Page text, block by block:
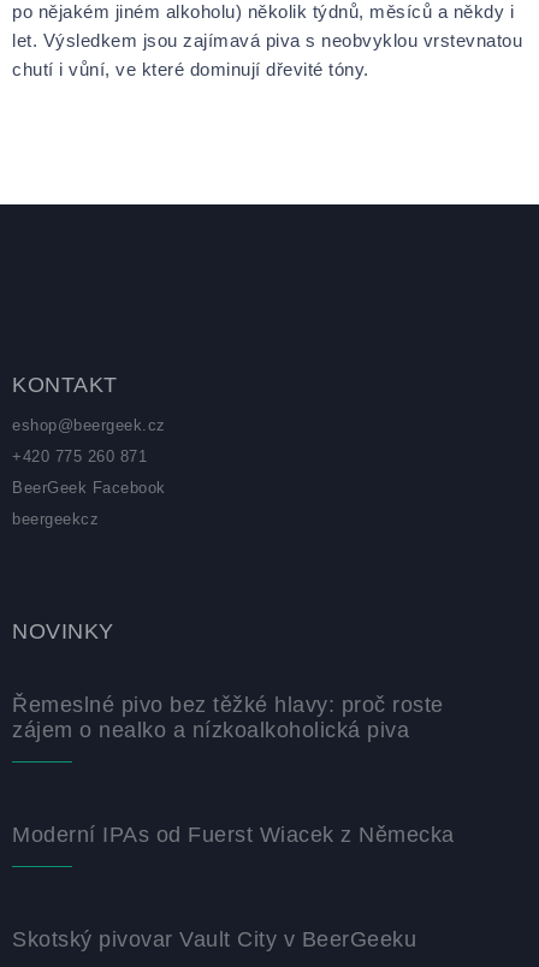
po nějakém jiném alkoholu) několik týdnů, měsíců a někdy i
let. Výsledkem jsou zajímavá piva s neobvyklou vrstevnatou
chutí i vůní, ve které dominují dřevité tóny.
KONTAKT
eshop@ beergeek.cz
+420 775 260 871
BeerGeek Facebook
beergeekcz
NOVINKY
Řemeslné pivo bez těžké hlavy: proč roste
zájem o nealko a nízkoalkoholická piva
Moderní IPAs od Fuerst Wiacek z Německa
Skotský pivovar Vault City v BeerGeeku